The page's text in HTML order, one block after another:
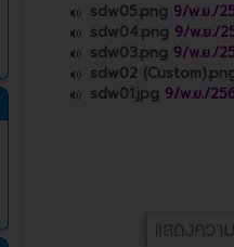
sdw05.png 9/พ.ย./
sdw04.png 9/พ.ย./
sdw03.png 9/พ.ย./
sdw02
sdw01.jpg 9/พ.ย./